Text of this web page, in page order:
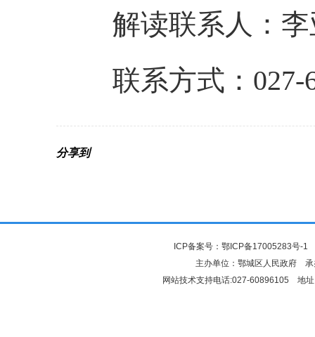
解读联系人：李
联系方式：027-
分享到
ICP备案号： 鄂ICP备17005283号-1
主办单位：鄂城区人民政府
网站技术支持电话:027-60896105 地